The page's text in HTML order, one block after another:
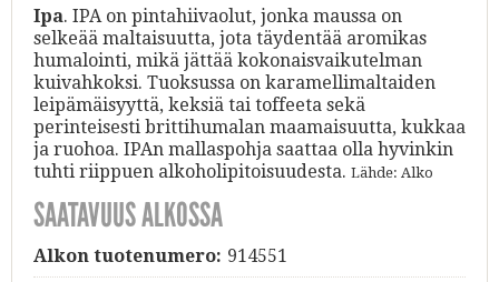
Ipa. IPA on pintahiivaolut, jonka maussa on
selkeää maltaisuutta, jota täydentää aromikas
humalointi, mikä jättää kokonaisvaikutelman
kuivahkoksi. Tuoksussa on karamellimaltaiden
leipämäisyyttä, keksiä tai toffeeta sekä
perinteisesti brittihumalan maamaisuutta, kukkaa
ja ruohoa. IPAn mallaspohja saattaa olla hyvinkin
tuhti riippuen alkoholipitoisuudesta. Lähde: Alko
SAATAVUUS ALKOSSA
Alkon tuotenumero: 914551